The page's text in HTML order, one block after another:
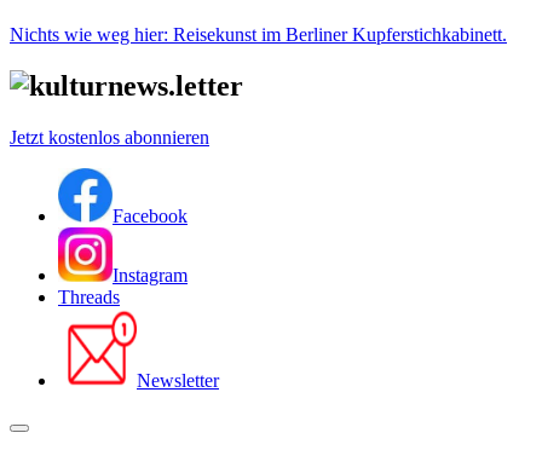
Nichts wie weg hier: Reisekunst im Berliner Kupferstichkabinett.
Jetzt kostenlos abonnieren
Facebook
Instagram
Threads
Newsletter